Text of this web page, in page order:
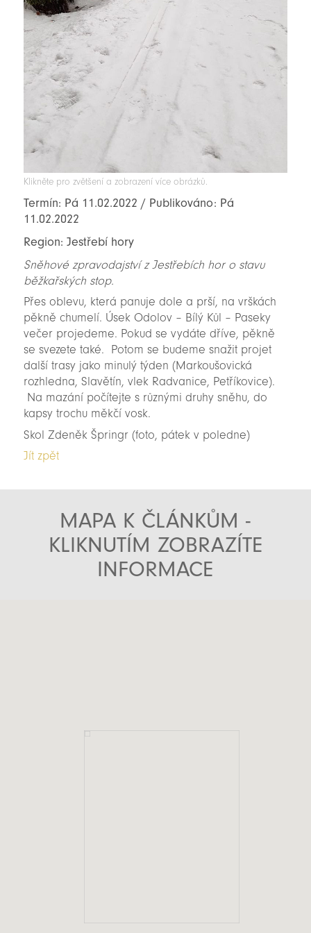
Klikněte pro zvětšení a zobrazení více obrázků.
Termín: Pá 11.02.2022 / Publikováno: Pá
11.02.2022
Region: Jestřebí hory
Sněhové zpravodajství z Jestřebích hor o stavu
běžkařských stop.
Přes oblevu, která panuje dole a prší, na vrškách
pěkně chumelí. Úsek Odolov – Bílý Kůl – Paseky
večer projedeme. Pokud se vydáte dříve, pěkně
se svezete také. Potom se budeme snažit projet
další trasy jako minulý týden (Markoušovická
rozhledna, Slavětín, vlek Radvanice, Petříkovice).
Na mazání počítejte s různými druhy sněhu, do
kapsy trochu měkčí vosk.
Skol Zdeněk Špringr (foto, pátek v poledne)
Jít zpět
MAPA K ČLÁNKŮM -
KLIKNUTÍM ZOBRAZÍTE
INFORMACE